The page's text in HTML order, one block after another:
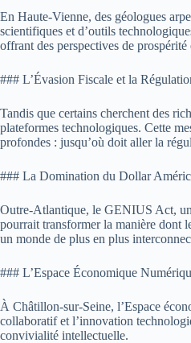
En Haute-Vienne, des géologues
scientifiques et d’outils
offrant des perspectives de
### L’Évasion Fiscale et la
Tandis que certains cherchent des
plateformes technologiques. Cette
profondes : jusqu’où doit aller la
### La Domination du Dollar
Outre-Atlantique, le GENIUS Act, un
pourrait transformer la manière dont
un monde de plus en plus
### L’Espace Économique
À Châtillon-sur-Seine, l’Espace
collaboratif et l’innovation
convivialité intellectuelle.